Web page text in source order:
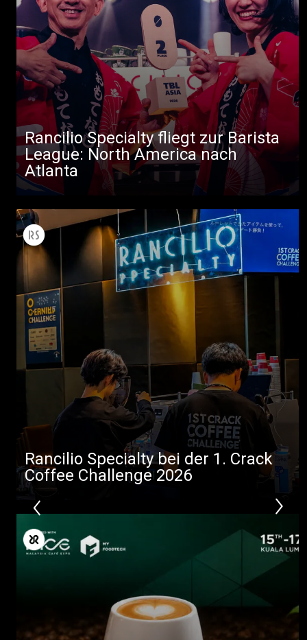
Rancilio Specialty fliegt zur Barista
League: North America nach
Atlanta
Rancilio Specialty bei der 1. Crack
Coffee Challenge 2026
Alle
Produkte
Herunterladen
Mehr